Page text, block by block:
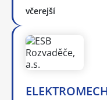
včerejší